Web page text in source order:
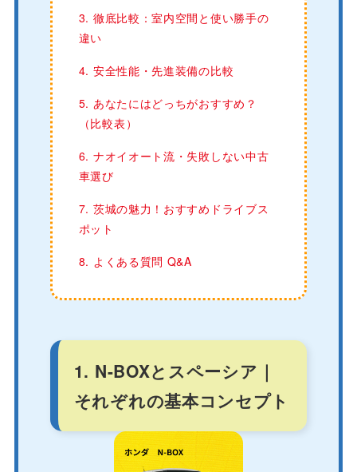
3. 徹底比較：室内空間と使い勝手の
違い
4. 安全性能・先進装備の比較
5. あなたにはどっちがおすすめ？
（比較表）
6. ナオイオート流・失敗しない中古
車選び
7. 茨城の魅力！おすすめドライブス
ポット
8. よくある質問 Q&A
1. N-BOXとスペーシア｜
それぞれの基本コンセプト